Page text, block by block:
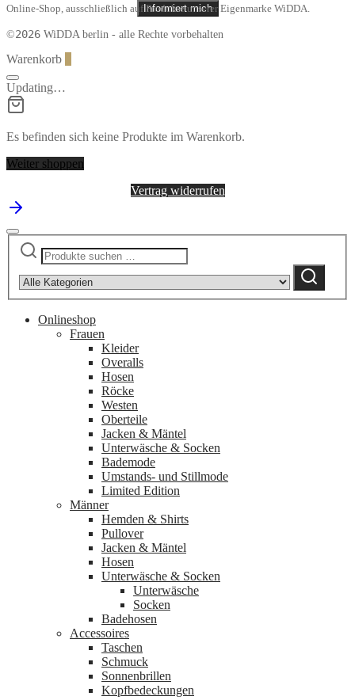
Informiert mich
Online-Shop, ausschließlich auf Produkte unserer Eigenmarke WiDDA.
©2026 WiDDA berlin - alle Rechte vorbehalten
Warenkorb
Updating…
Es befinden sich keine Produkte im Warenkorb.
Weiter shoppen
Vertrag widerrufen
Suchen
nach:
category:
Suchen
Onlineshop
Frauen
Kleider
Overalls
Hosen
Röcke
Westen
Oberteile
Jacken & Mäntel
Unterwäsche & Socken
Bademode
Umstands- und Stillmode
Limited Edition
Männer
Hemden & Shirts
Pullover
Jacken & Mäntel
Hosen
Unterwäsche & Socken
Unterwäsche
Socken
Badehosen
Accessoires
Taschen
Schmuck
Sonnenbrillen
Kopfbedeckungen